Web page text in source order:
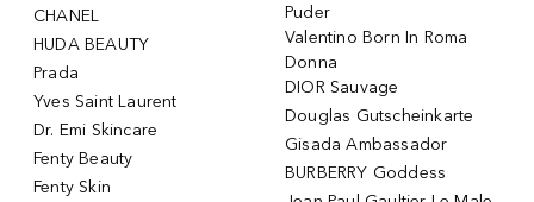
CHANEL
HUDA BEAUTY
Prada
Yves Saint Laurent
Dr. Emi Skincare
Fenty Beauty
Fenty Skin
Puder
Valentino Born In Roma
Donna
DIOR Sauvage
Douglas Gutscheinkarte
Gisada Ambassador
BURBERRY Goddess